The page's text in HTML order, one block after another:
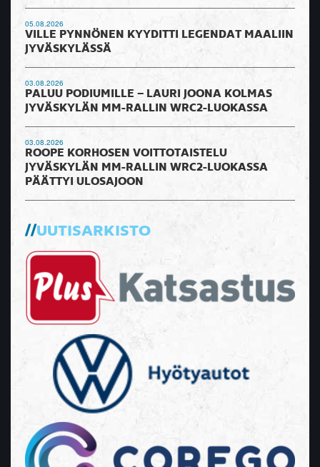
05.08.2026
VILLE PYNNÖNEN KYYDITTI LEGENDAT MAALIIN
JYVÄSKYLÄSSÄ
03.08.2026
PALUU PODIUMILLE – LAURI JOONA KOLMAS
JYVÄSKYLÄN MM-RALLIN WRC2-LUOKASSA
03.08.2026
ROOPE KORHOSEN VOITTOTAISTELU
JYVÄSKYLÄN MM-RALLIN WRC2-LUOKASSA
PÄÄTTYI ULOSAJOON
UUTISARKISTO